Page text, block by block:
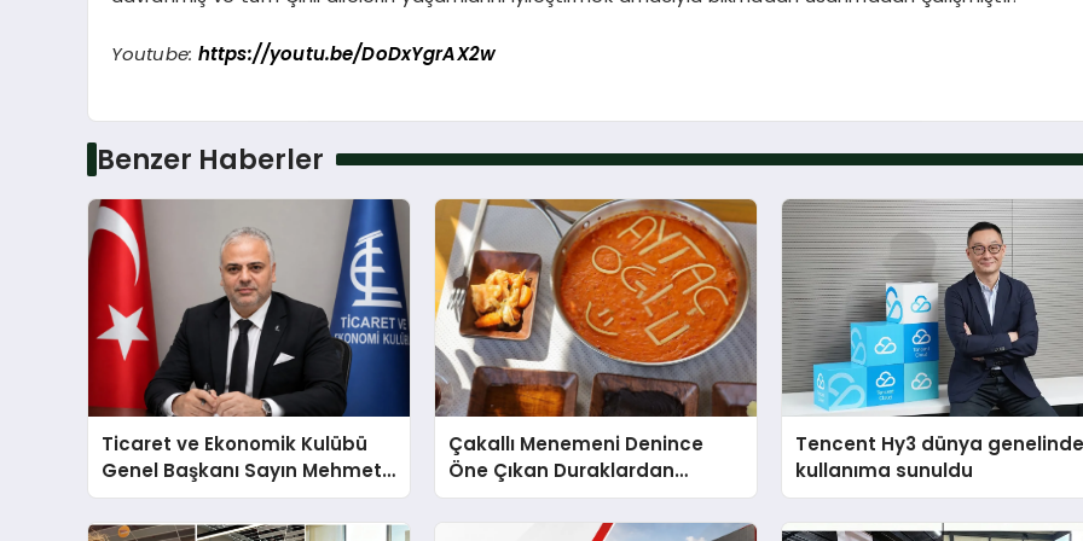
Youtube: https://youtu.be/DoDxYgrAX2w
Benzer Haberler
Ticaret ve Ekonomik Kulübü
Genel Başkanı Sayın Mehmet
Ulutaş, ekonomiye dair yaptığı
açıklamada şunları kaydetti:
Çakallı Menemeni Denince
Öne Çıkan Duraklardan
Aytaçoğlu Menemen
Tencent Hy3 dünya
kullanıma sunuldu